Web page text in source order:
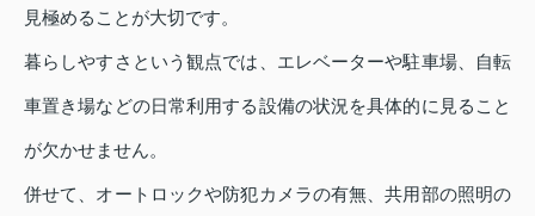
見極めることが大切です。
暮らしやすさという観点では、エレベーターや駐車場、自転
車置き場などの日常利用する設備の状況を具体的に見ること
が欠かせません。
併せて、オートロックや防犯カメラの有無、共用部の照明の